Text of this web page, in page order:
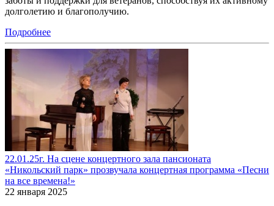
долголетию и благополучию.
Подробнее
22.01.25г. На сцене концертного зала пансионата
«Никольский парк» прозвучала концертная программа «Песни
на все времена!»
22 января 2025